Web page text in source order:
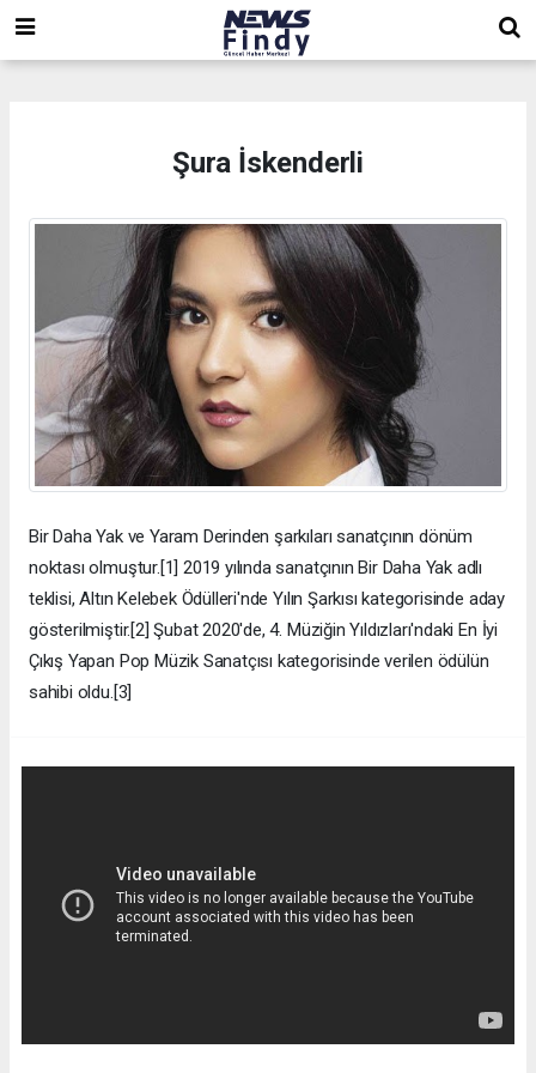
Şura İskenderli
Bir Daha Yak ve Yaram Derinden şarkıları sanatçının dönüm
noktası olmuştur.[1] 2019 yılında sanatçının Bir Daha Yak adlı
teklisi, Altın Kelebek Ödülleri'nde Yılın Şarkısı kategorisinde aday
gösterilmiştir.[2] Şubat 2020'de, 4. Müziğin Yıldızları'ndaki En İyi
Çıkış Yapan Pop Müzik Sanatçısı kategorisinde verilen ödülün
sahibi oldu.[3]